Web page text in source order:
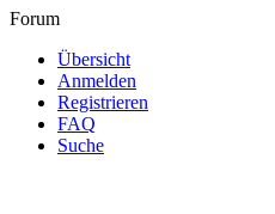
Forum
Übersicht
Anmelden
Registrieren
FAQ
Suche